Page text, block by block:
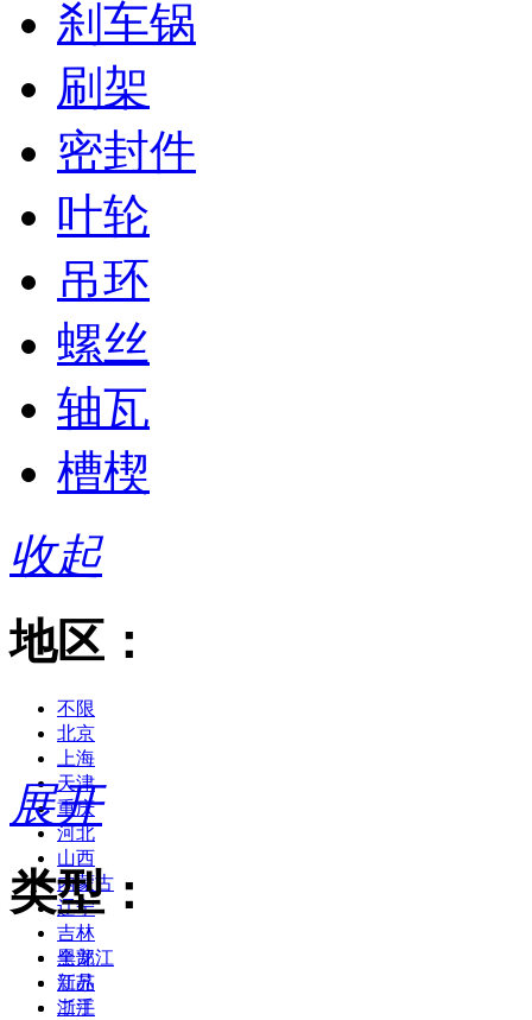
刹车锅
刷架
密封件
叶轮
吊环
螺丝
轴瓦
槽楔
收起
地区：
不限
北京
上海
天津
重庆
河北
山西
内蒙古
辽宁
吉林
黑龙江
江苏
浙江
展开
类型：
全部
新品
二手